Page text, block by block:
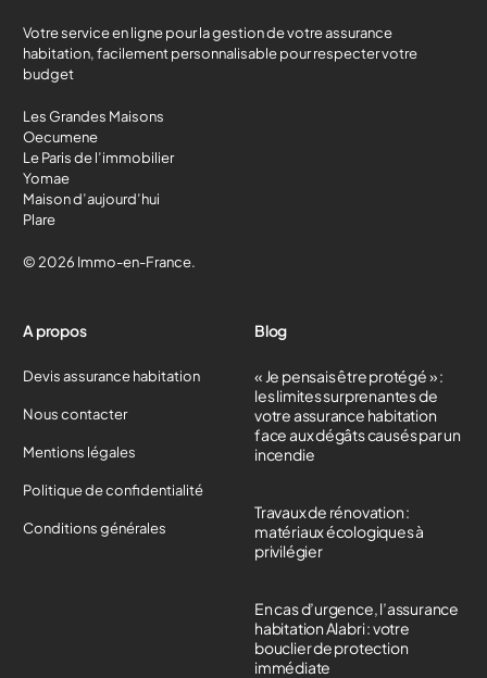
Votre service en ligne pour la gestion de votre assurance
habitation, facilement personnalisable pour respecter votre
budget
Les Grandes Maisons
Oecumene
Le Paris de l’immobilier
Yomae
Maison d’aujourd’hui
Plare
© 2026 Immo-en-France.
A propos
Devis assurance habitation
Nous contacter
Mentions légales
Politique de confidentialité
Conditions générales
Blog
« Je pensais être protégé » :
les limites surprenantes de
votre assurance habitation
face aux dégâts causés par un
incendie
Travaux de rénovation :
matériaux écologiques à
privilégier
En cas d’urgence, l’assurance
habitation Alabri : votre
bouclier de protection
immédiate